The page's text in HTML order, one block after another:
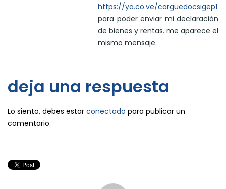
https://ya.co.ve/carguedocsigep1
para poder enviar mi declaración
de bienes y rentas. me aparece el
mismo mensaje.
deja una respuesta
Lo siento, debes estar conectado para publicar un
comentario.